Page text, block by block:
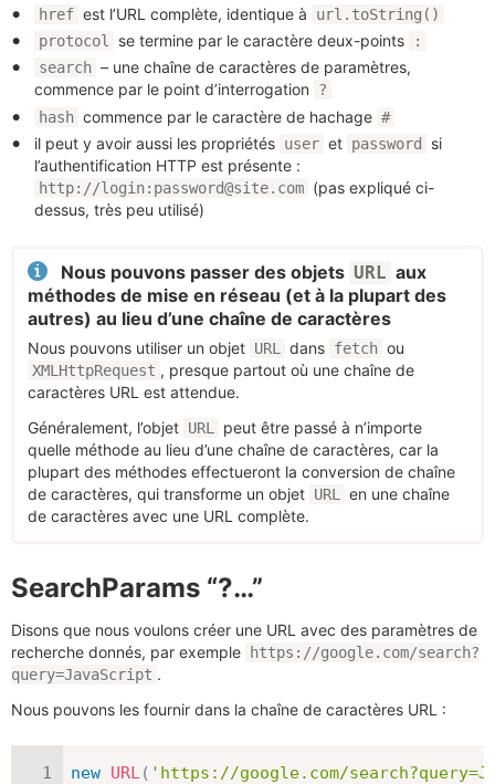
href est l’URL complète, identique à
url.toString()
protocol
se termine par le caractère deux-points
:
search – une chaîne de caractères de paramètres,
commence par le point d’interrogation
?
hash commence par le caractère de hachage #
il peut y avoir aussi les propriétés user et password
si
l’authentification HTTP est présente :
http://login:password@site.com (pas expliqué ci-
dessus, très peu utilisé)
Nous pouvons passer des objets URL aux
méthodes de mise en réseau (et à la plupart des
autres) au lieu d’une chaîne de caractères
Nous pouvons utiliser un objet URL dans fetch ou
XMLHttpRequest , presque partout où une chaîne de
caractères URL est attendue.
Généralement, l’objet URL
peut être passé à n’importe
quelle méthode au lieu d’une chaîne de caractères, car la
plupart des méthodes effectueront la conversion de chaîne
de caractères, qui transforme un objet URL
en une chaîne
de caractères avec une URL complète.
SearchParams “?…”
Disons que nous voulons créer une URL avec des paramètres de
recherche donnés, par exemple
https://google.com/search?
query=JavaScript .
Nous pouvons les fournir dans la chaîne de caractères URL :
new URL( 'https://google.com/